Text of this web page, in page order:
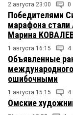
2 августа 23:00 0
Победителями
марафона
Марина
1 августа 16:15 4
Объявленные
ошибочными
1 августа 15:15 4
Омские